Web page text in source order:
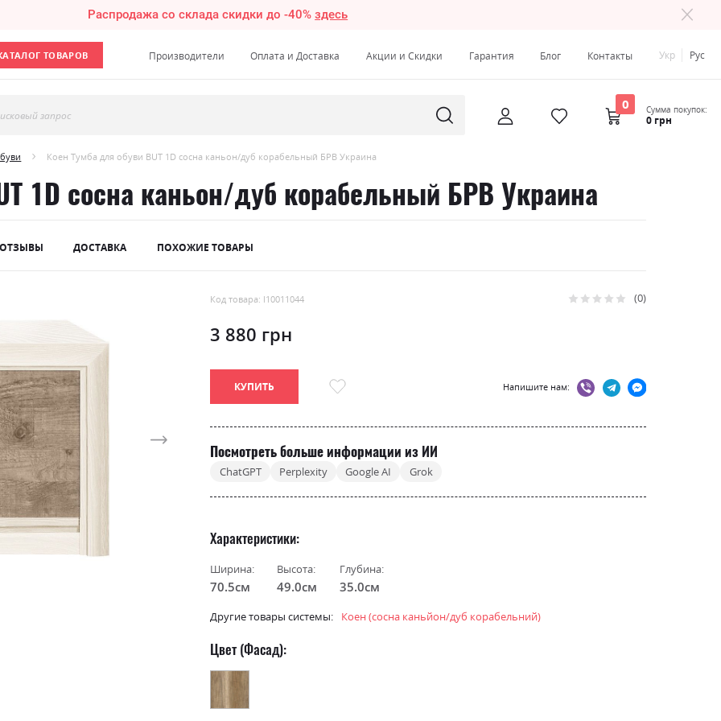
Распродажа со склада скидки до -40%здесь
ТОВАРОВ Производители Оплата и Доставка Акции и Скидки Гарантия Блог Контакты Укр Рус
запрос
0 Сумма покупок:
0 грн
Коен Тумба для обуви BUT 1D сосна каньон/дуб корабельный БРВ Украина
1D сосна каньон/дуб корабельный БРВ Украина
ОТЗЫВЫ ДОСТАВКА ПОХОЖИЕ ТОВАРЫ
Код товара: l10011044 Рейтинг: 0
3 880 грн
КУПИТЬ Напишите нам:
Посмотреть больше информации из ИИ
ChatGPT Perplexity Google AI Grok
Характеристики
Ширина:
70.5см
Высота:
49.0см
Глубина:
35.0см
Другие товары системы: Коен (сосна каньйон/дуб корабельний)
Цвет (Фасад):